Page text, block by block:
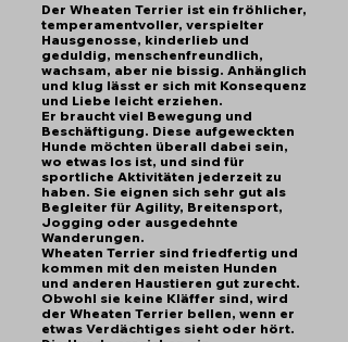
Der Wheaten Terrier ist ein fröhlicher,
temperamentvoller, verspielter
Hausgenosse, kinderlieb und
geduldig, menschenfreundlich,
wachsam, aber nie bissig. Anhänglich
und klug lässt er sich mit Konsequenz
und Liebe leicht erziehen.
Er braucht viel Bewegung und
Beschäftigung. Diese aufgeweckten
Hunde möchten überall dabei sein,
wo etwas los ist, und sind für
sportliche Aktivitäten jederzeit zu
haben. Sie eignen sich sehr gut als
Begleiter für Agility, Breitensport,
Jogging oder ausgedehnte
Wanderungen.
Wheaten Terrier sind friedfertig und
kommen mit den meisten Hunden
und anderen Haustieren gut zurecht.
Obwohl sie keine Kläffer sind, wird
der Wheaten Terrier bellen, wenn er
etwas Verdächtiges sieht oder hört.